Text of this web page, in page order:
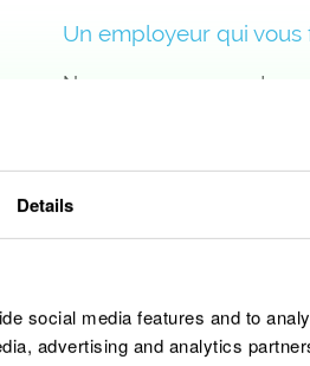
Details
social media features and to
advertising and analytics
Un employeur qui vous
Nous croyons en votre
Nous prêtons
compétences en vous
à vos ambitions et à
carrière. Grâce à
devenons votre
dans la réalisation de
mise en place du
programme de
souhaite aller encore